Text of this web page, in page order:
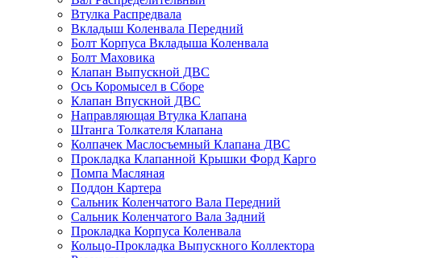
Втулка Распредвала
Вкладыш Коленвала Передний
Болт Корпуса Вкладыша Коленвала
Болт Маховика
Клапан Выпускной ДВС
Ось Коромысел в Сборе
Клапан Впускной ДВС
Направляющая Втулка Клапана
Штанга Толкателя Клапана
Колпачек Маслосъемный Клапана ДВС
Прокладка Клапанной Крышки Форд Карго
Помпа Масляная
Поддон Картера
Сальник Коленчатого Вала Передний
Сальник Коленчатого Вала Задний
Прокладка Корпуса Коленвала
Кольцо-Прокладка Выпускного Коллектора